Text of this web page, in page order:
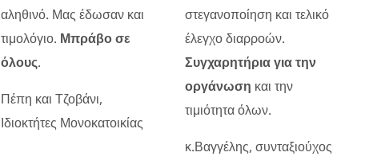
αληθινό. Μας έδωσαν και
τιμολόγιο. Μπράβο σε
όλους.
Πέπη και Τζοβάνι,
Ιδιοκτήτες Μονοκατοικίας
στεγανοποίηση και τελικό
έλεγχο διαρροών.
Συγχαρητήρια για την
οργάνωση και την
τιμιότητα όλων.
κ.Βαγγέλης, συνταξιούχος